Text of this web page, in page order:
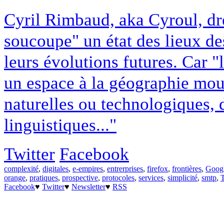
Cyril Rimbaud, aka Cyroul,
soucoupe" un état des lieux
leurs évolutions futures. Car
un espace à la géographie
naturelles ou technologiques,
linguistiques..."
Twitter Facebook
complexité, digitales, e-empires, entrerprises, firefox, frontières,
orange, pratiques, prospective, protocoles, services, simplicité, smtp,
Facebook♥ Twitter♥ Newsletter♥ RSS